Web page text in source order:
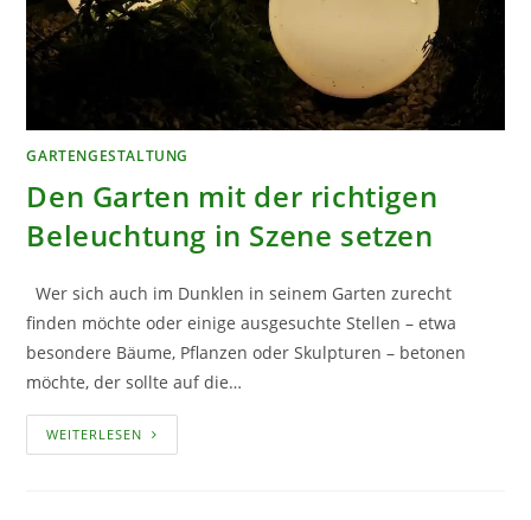
GARTENGESTALTUNG
Den Garten mit der richtigen
Beleuchtung in Szene setzen
Wer sich auch im Dunklen in seinem Garten zurecht
finden möchte oder einige ausgesuchte Stellen – etwa
besondere Bäume, Pflanzen oder Skulpturen – betonen
möchte, der sollte auf die…
WEITERLESEN DEN
GARTEN